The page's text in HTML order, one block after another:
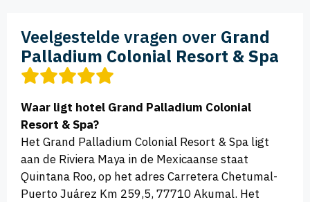
Veelgestelde vragen over Grand
Palladium Colonial Resort & Spa
Waar ligt hotel Grand Palladium Colonial
Resort & Spa?
Het Grand Palladium Colonial Resort & Spa ligt
aan de Riviera Maya in de Mexicaanse staat
Quintana Roo, op het adres Carretera Chetumal-
Puerto Juárez Km 259,5, 77710 Akumal. Het